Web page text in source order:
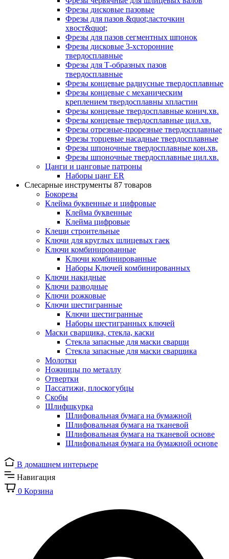
Фрезы дисковые пазовые
Фрезы для пазов &quot;ласточкин
хвост&quot;
Фрезы для пазов сегментных шпонок
Фрезы дисковые 3-хсторонние
твердосплавные
Фрезы для Т-образных пазов
твердосплавные
Фрезы концевые радиусные твердосплавные
Фрезы концевые с механическим
креплением твердосплавны хпластин
Фрезы концевые твердосплавные конич.хв.
Фрезы концевые твердосплавные цил.хв.
Фрезы отрезные-прорезные твердосплавные
Фрезы торцевые насадные твердосплавные
Фрезы шпоночные твердосплавные кон.хв.
Фрезы шпоночные твердосплавные цил.хв.
Цанги и цанговые патроны
Наборы цанг ER
Слесарные инструменты 87 товаров
Бокорезы
Клейма буквенные и цифровые
Клейма буквенные
Клейма цифровые
Клещи строительные
Ключи для круглых шлицевых гаек
Ключи комбинированные
Ключи комбинированные
Наборы Ключей комбинированных
Ключи накидные
Ключи разводные
Ключи рожковые
Ключи шестигранные
Ключи шестигранные
Наборы шестигранных ключей
Маски сварщика, стекла, каски
Стекла запасные для маски сварщи
Стекла запасные для маски сварщика
Молотки
Ножницы по металлу
Отвертки
Пассатижи, плоскогубцы
Скобы
Шлифшкурка
Шлифовальная бумага на бумажной
Шлифовальная бумага на тканевой
Шлифовальная бумага на тканевой основе
Шлифовальная бумага на бумажной основе
В домашнем интерьере
Навигация
0 Корзина